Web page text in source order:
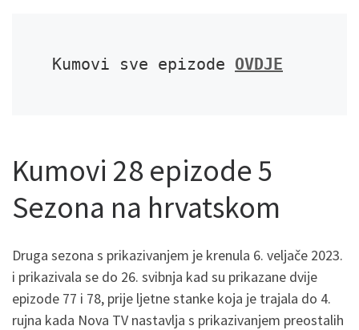
Kumovi sve epizode OVDJE
Kumovi 28 epizode 5
Sezona na hrvatskom
Druga sezona s prikazivanjem je krenula 6. veljače 2023.
i prikazivala se do 26. svibnja kad su prikazane dvije
epizode 77 i 78, prije ljetne stanke koja je trajala do 4.
rujna kada Nova TV nastavlja s prikazivanjem preostalih